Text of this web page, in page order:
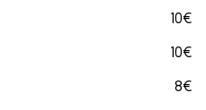
10€
10€
8€